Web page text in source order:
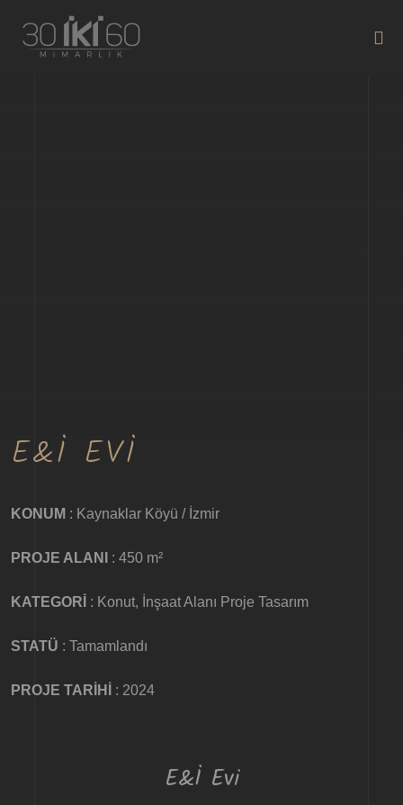
E&İ EVI
KONUM : Kaynaklar Köyü / İzmir
PROJE ALANI : 450 m²
KATEGORİ : Konut, İnşaat Alanı Proje Tasarım
STATÜ : Tamamlandı
PROJE TARİHİ : 2024
E&İ Evi